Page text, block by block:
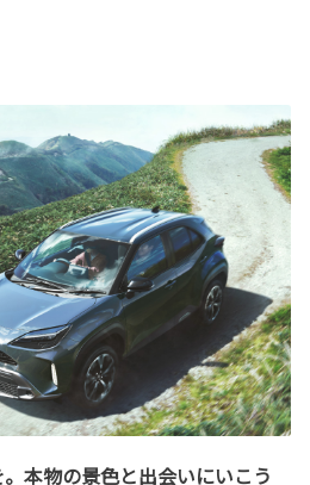
本物の景色と出会いにいこう